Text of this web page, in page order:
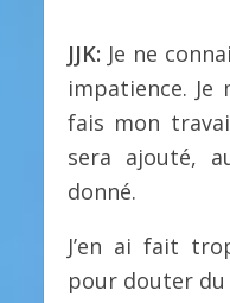
JJK: Je ne
impatience.
fais mon
sera ajouté,
donné.
J’en ai fait
pour douter du